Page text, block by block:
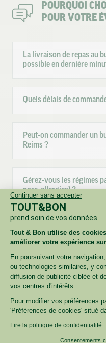
Continuer sans accepter
TOUT&BON
prend soin de vos données
Tout & Bon utilise des
améliorer votre expérience
En poursuivant votre
ou technologies similaires, y
diffusion de publicité ciblée et
vos centres d'intérêts.
Pour modifier vos préférences
'Préférences de cookies' situé
Lire la politique de confidentialité
Consentements
POURQUOI
POUR VOTRE
La livraison de repas au
possible en dernière
Quels délais de
Peut-on commander un
Reims ?
Gérez-vous les régimes
porc, allergies) ?
Livrez-vous directement
étages/salles ?
Proposez-vous des
sur compte client ?
Traiteur entreprise
commande ?